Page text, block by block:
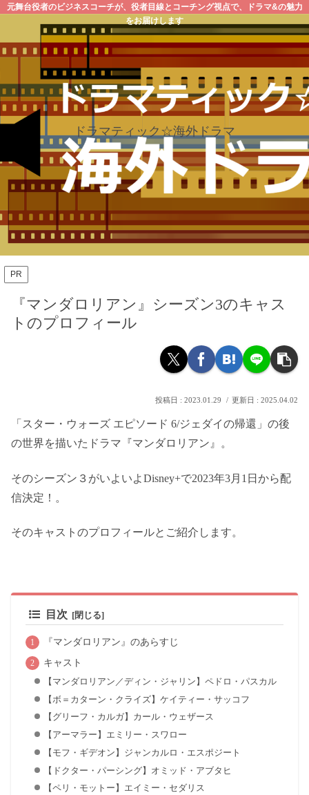
元舞台役者のビジネスコーチが、役者目線とコーチング視点で、ドラマ&の魅力
をお届けします
ドラマティック☆海外ドラマ
PR
『マンダロリアン』シーズン3のキャス
トのプロフィール
2023.01.29 2025.04.02
「スター・ウォーズ エピソード 6/ジェダイの帰還」の後
の世界を描いたドラマ『マンダロリアン』。
そのシーズン３がいよいよDisney+で2023年3月1日から配
信決定！。
そのキャストのプロフィールとご紹介します。
目次
『マンダロリアン』のあらすじ
キャスト
【マンダロリアン／ディン・ジャリン】ペドロ・パスカル
【ボ＝カターン・クライズ】ケイティー・サッコフ
【グリーフ・カルガ】カール・ウェザース
【アーマラー】エミリー・スワロー
【モフ・ギデオン】ジャンカルロ・エスポジート
【ドクター・パーシング】オミッド・アブタヒ
【ペリ・モットー】エイミー・セダリス